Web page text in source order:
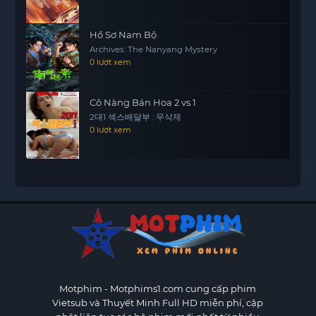
Hồ Sơ Nam Bộ
Archives: The Nanyang Mystery
0 lượt xem
Cô Nàng Bán Hoa 2 vs 1
2대1 섹스배달부 : 무삭제
0 lượt xem
Motphim - Motphims1.com cung cấp phim
Vietsub và Thuyết Minh Full HD miễn phí, cập